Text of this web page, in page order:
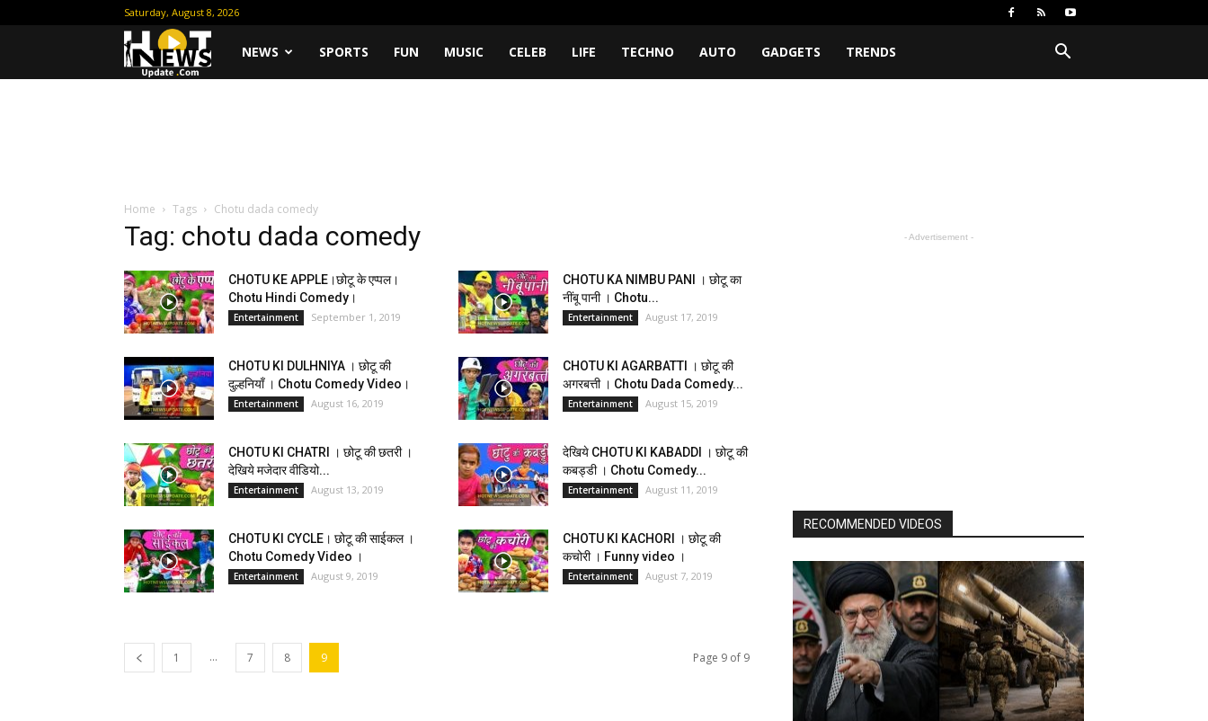
Saturday, August 8, 2026
HotNEWS SPORTS FUN MUSIC CELEB LIFE TECHNO AUTO GADGETS TRENDS
Home Tags Chotu dada comedy
Tag: chotu dada comedy
CHOTU KE APPLE।छोटू के एप्पल।
Chotu Hindi Comedy।
Entertainment September 1, 2019
CHOTU KA NIMBU PANI । छोटू का
नींबू पानी । Chotu...
Entertainment August 17, 2019
CHOTU KI DULHNIYA । छोटू की
दुल्हनियाँ । Chotu Comedy Video।
Entertainment August 16, 2019
CHOTU KI AGARBATTI । छोटू की
अगरबत्ती । Chotu Dada Comedy...
Entertainment August 15, 2019
CHOTU KI CHATRI । छोटू की छतरी ।
देखिये मजेदार वीडियो...
Entertainment August 13, 2019
देखिये CHOTU KI KABADDI । छोटू की
कबड्डी । Chotu Comedy...
Entertainment August 11, 2019
CHOTU KI CYCLE। छोटू की साईकल ।
Chotu Comedy Video ।
Entertainment August 9, 2019
CHOTU KI KACHORI । छोटू की
कचोरी । Funny video ।
Entertainment August 7, 2019
1 ... 7 8 9 Page 9 of 9
- Advertisement -
RECOMMENDED VIDEOS